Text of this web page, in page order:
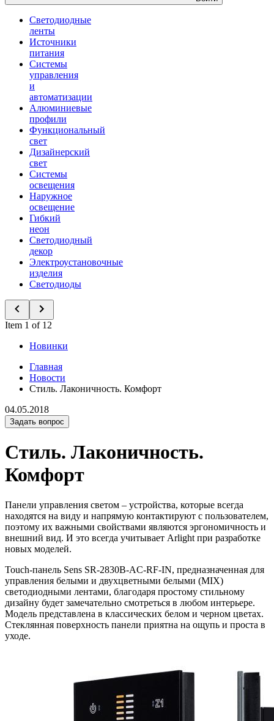
Светодиодные
ленты
Источники
питания
Системы
управления
и
автоматизации
Алюминиевые
профили
Функциональный
свет
Дизайнерский
свет
Системы
освещения
Наружное
освещение
Гибкий
неон
Светодиодный
декор
Электроустановочные
изделия
Светодиоды
Item 1 of 12
Новинки
Главная
Новости
Стиль. Лаконичность. Комфорт
04.05.2018
Задать вопрос
Стиль. Лаконичность.
Комфорт
Панели управления светом – устройства, которые всегда
находятся на виду и напрямую контактируют с пользователем,
поэтому их важными свойствами являются эргономичность и
внешний вид. И это всегда учитывает Arlight при разработке
новых моделей.
Touch-панель Sens SR-2830B-AC-RF-IN, предназначенная для
управления белыми и двухцветными белыми (MIX)
светодиодными лентами, благодаря простому стильному
дизайну будет замечательно смотреться в любом интерьере.
Модель представлена в классических белом и черном цветах.
Стеклянная поверхность панели приятна на ощупь и проста в
уходе.